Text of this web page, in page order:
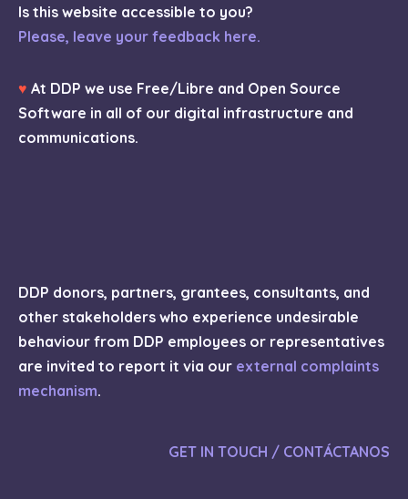
Is this website accessible to you?
Please, leave your feedback here.
♥ At DDP we use Free/Libre and Open Source
Software in all of our digital infrastructure and
communications.
DDP donors, partners, grantees, consultants, and
other stakeholders who experience undesirable
behaviour from DDP employees or representatives
are invited to report it via our external complaints
mechanism.
GET IN TOUCH / CONTÁCTANOS